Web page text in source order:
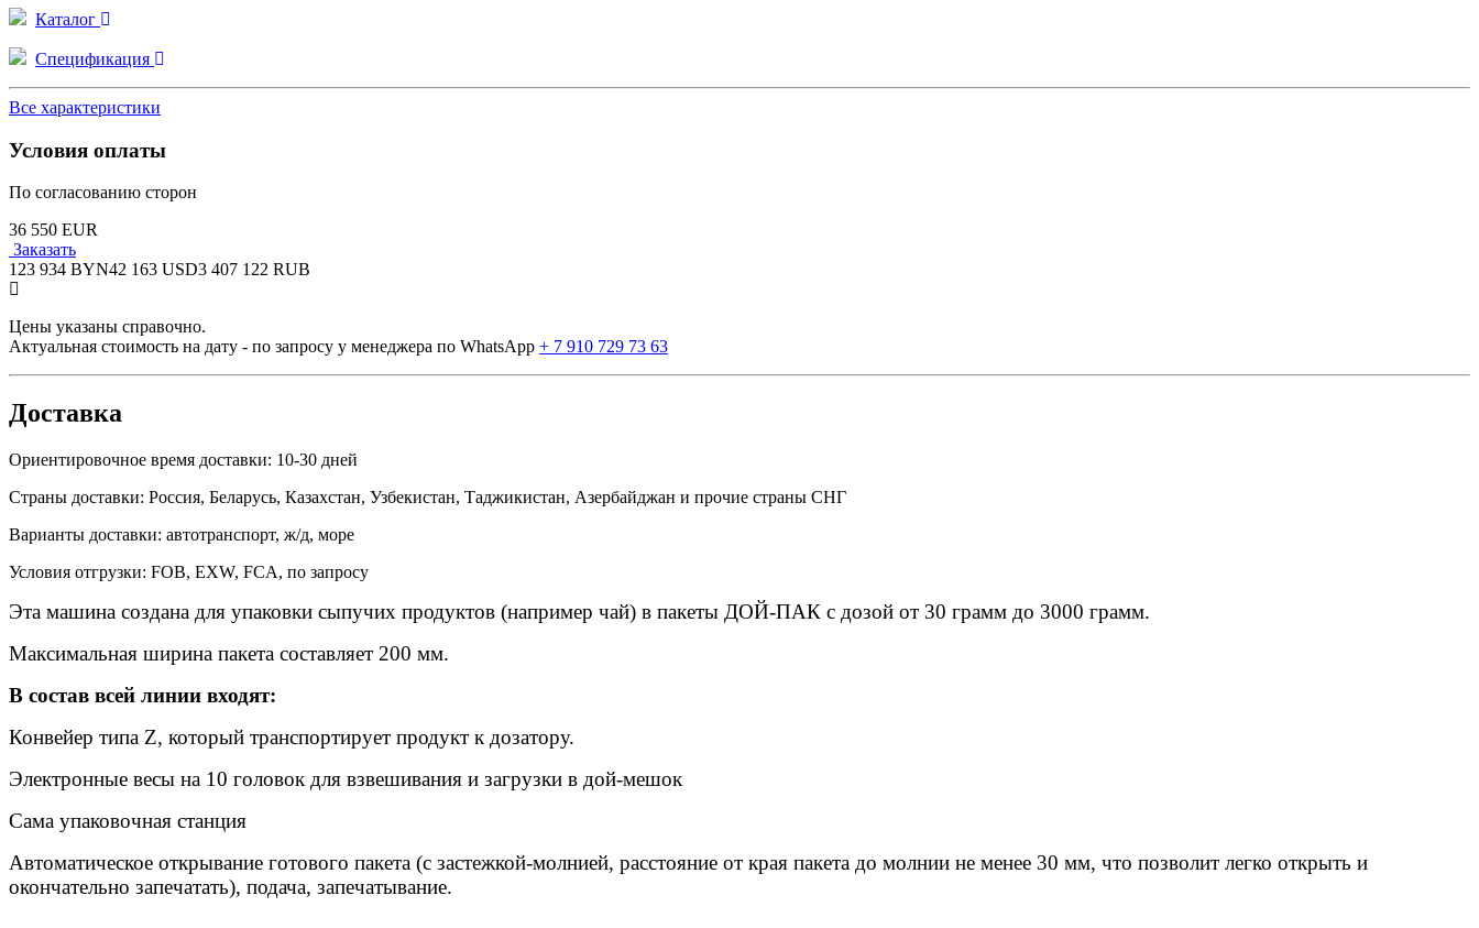
Каталог
Спецификация
Все характеристики
Условия оплаты
По согласованию сторон
36 550 EUR
Заказать
123 934 BYN42 163 USD3 407 122 RUB
Цены указаны справочно.
Актуальная стоимость на дату - по запросу у менеджера по WhatsApp + 7 910 729 73 63
Доставка
Ориентировочное время доставки: 10-30 дней
Страны доставки: Россия, Беларусь, Казахстан, Узбекистан, Таджикистан, Азербайджан и прочие страны СНГ
Варианты доставки: автотранспорт, ж/д, море
Условия отгрузки: FOB, EXW, FCA, по запросу
Эта машина создана для упаковки сыпучих продуктов (например чай) в пакеты ДОЙ-ПАК с дозой от 30 грамм до 3000 грамм.
Максимальная ширина пакета составляет 200 мм.
В состав всей линии входят:
Конвейер типа Z, который транспортирует продукт к дозатору.
Электронные весы на 10 головок для взвешивания и загрузки в дой-мешок
Сама упаковочная станция
Автоматическое открывание готового пакета (с застежкой-молнией, расстояние от края пакета до молнии не менее 30 мм, что позволит легко открыть и
окончательно запечатать), подача, запечатывание.